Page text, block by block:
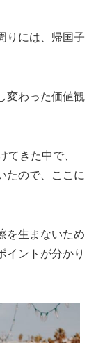
りには、帰国子
変わった価値観
てきた中で、
たので、ここに
を生まないため
イントが分かり